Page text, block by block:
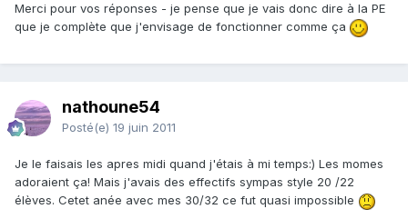
Merci pour vos réponses - je pense que je vais donc dire à la PE
que je complète que j'envisage de fonctionner comme ça
nathoune54
Posté(e) 19 juin 2011
Je le faisais les apres midi quand j'étais à mi temps:) Les momes
adoraient ça! Mais j'avais des effectifs sympas style 20 /22
élèves. Cetet anée avec mes 30/32 ce fut quasi impossible